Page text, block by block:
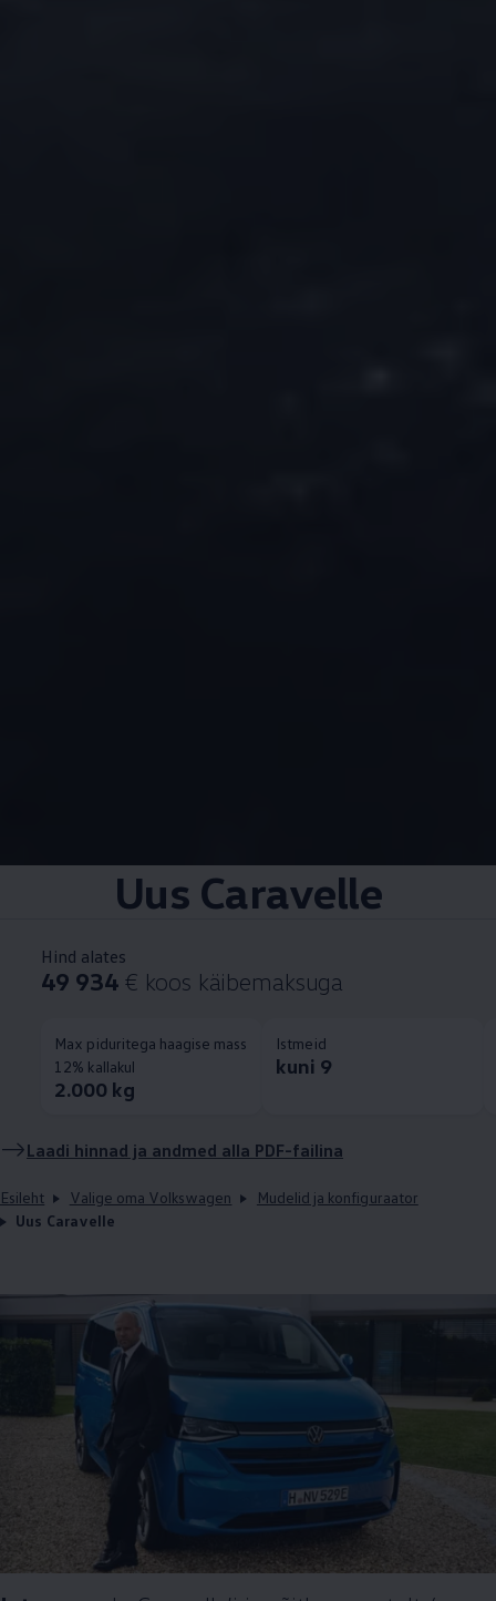
Uus Caravelle
Hind alates
49 934 € koos käibemaksuga
Max piduritega haagise mass
12% kallakul
2.000 kg
Istmeid
kuni 9
Laadi hinnad ja andmed alla PDF-failina
Esileht Valige oma Volkswagen
Mudelid ja konfiguraator
Uus Caravelle